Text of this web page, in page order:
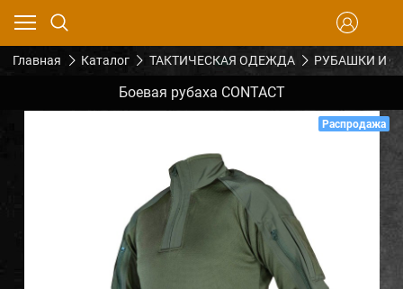
Главная Каталог ТАКТИЧЕСКАЯ ОДЕЖДА РУБАШКИ И
Боевая рубаха CONTACT
Распродажа